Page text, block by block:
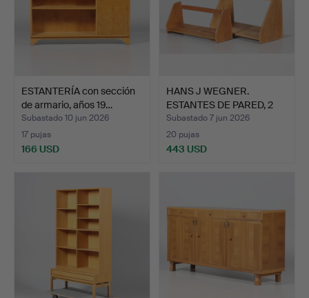
ESTANTERÍA con sección
de armario, años 19…
Subastado 10 jun 2026
17 pujas
166 USD
HANS J WEGNER.
ESTANTES DE PARED, 2
unidad…
Subastado 7 jun 2026
20 pujas
443 USD